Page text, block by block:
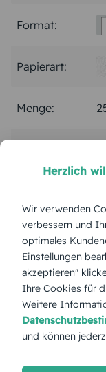
Format:
Papierart:
Menge:
Unsere
Herzlich
Wir verwenden
verbessern und
optimales
Einstellungen
akzeptieren"
Ihre Cookies für
Weitere
und können